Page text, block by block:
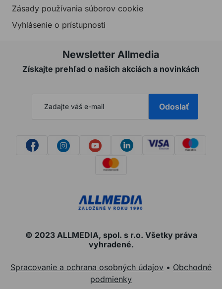
Zásady používania súborov cookie
Vyhlásenie o prístupnosti
Newsletter Allmedia
Získajte prehľad o našich akciách a novinkách
Odoslať
© 2023 ALLMEDIA, spol. s r.o. Všetky práva
vyhradené.
Spracovanie a ochrana osobných údajov • Obchodné
podmienky